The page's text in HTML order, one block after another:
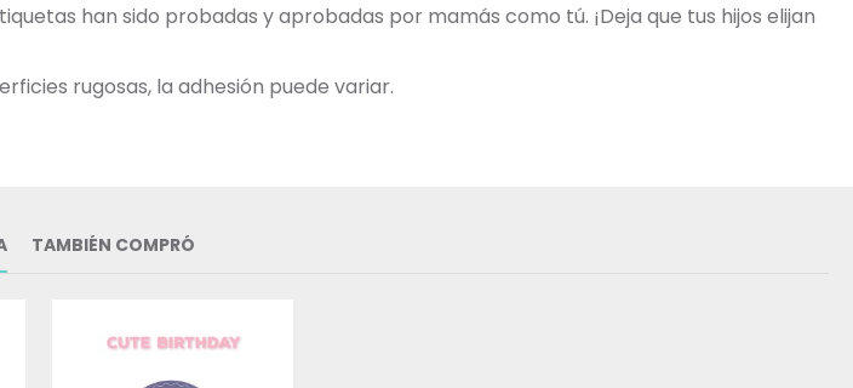
han sido probadas y aprobadas por mamás como tú. ¡Deja que tus hijos elijan
rugosas, la adhesión puede variar.
TAMBIÉN COMPRÓ